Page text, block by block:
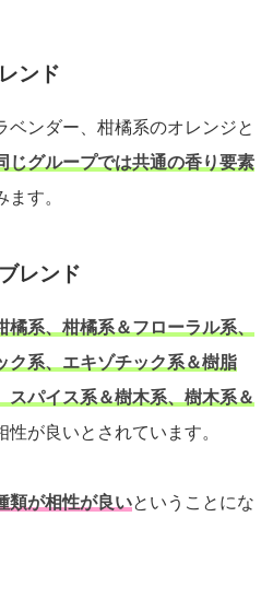
ンド
ベンダー、柑橘系のオレンジと
じグループでは共通の香り要素
す。
レンド
橘系、柑橘系＆フローラル系、
ク系、エキゾチック系＆樹脂
スパイス系＆樹木系、樹木系＆
性が良いとされています。
類が相性が良いということにな